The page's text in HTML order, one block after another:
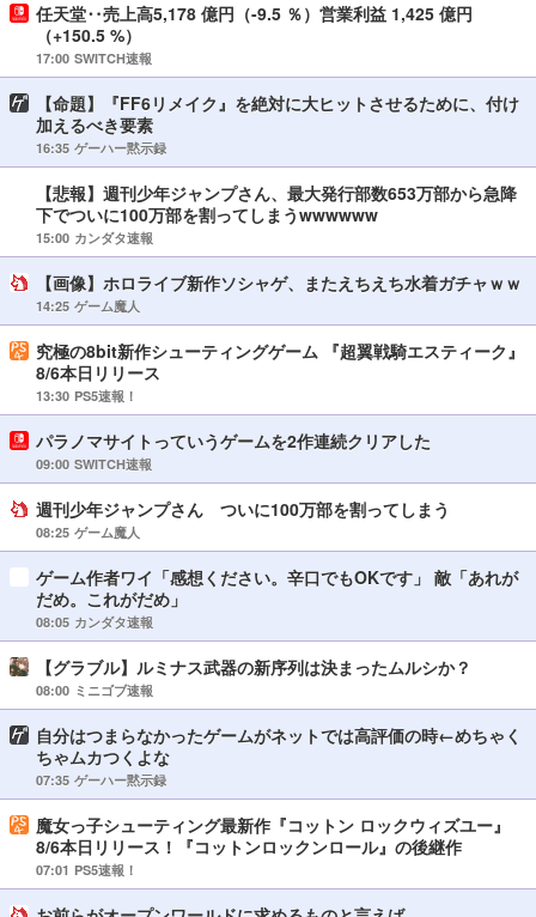
任天堂‥売上高5,178 億円（-9.5 ％）営業利益 1,425 億円
（+150.5 %）
17:00 SWITCH速報
【命題】『FF6リメイク』を絶対に大ヒットさせるために、付け
加えるべき要素
16:35 ゲーハー黙示録
【悲報】週刊少年ジャンプさん、最大発行部数653万部から急降
下でついに100万部を割ってしまうwwwwww
15:00 カンダタ速報
【画像】ホロライブ新作ソシャゲ、またえちえち水着ガチャｗｗ
14:25 ゲーム魔人
究極の8bit新作シューティングゲーム 『超翼戦騎エスティーク』
8/6本日リリース
13:30 PS5速報！
パラノマサイトっていうゲームを2作連続クリアした
09:00 SWITCH速報
週刊少年ジャンプさん ついに100万部を割ってしまう
08:25 ゲーム魔人
ゲーム作者ワイ「感想ください。辛口でもOKです」 敵「あれが
だめ。これがだめ」
08:05 カンダタ速報
【グラブル】ルミナス武器の新序列は決まったムルシか？
08:00 ミニゴブ速報
自分はつまらなかったゲームがネットでは高評価の時←めちゃく
ちゃムカつくよな
07:35 ゲーハー黙示録
魔女っ子シューティング最新作『コットン ロックウィズユー』
8/6本日リリース！『コットンロックンロール』の後継作
07:01 PS5速報！